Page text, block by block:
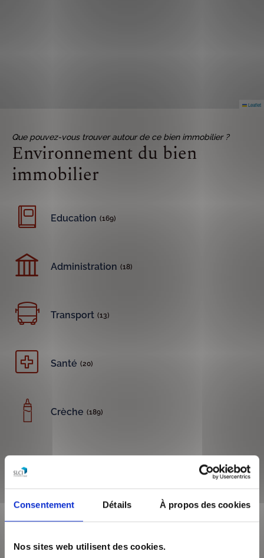
Consentement Détails À propos des cookies
Nos sites web utilisent des cookies.
Leaflet
Que pouvez-vous trouver autour de ce bien immobilier ?
Environnement du bien
immobilier
Education (169)
Administration (18)
Transport (13)
Santé (20)
Crèche (189)
A propos du quartier
Arrondissement du Nord-Ouest de Lyon, le 9ème est très bien
connecté au reste de la ville avec le métro D et la gare de
Du fait de son histoire industrielle, l’arrondissement a vu la